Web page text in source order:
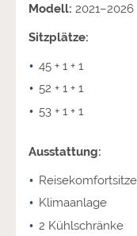
Modell: 2021–2026
Sitzplätze:
45 + 1 + 1
52 + 1 + 1
53 + 1 + 1
Ausstattung:
Klimaanlage
2 Kühlschränke